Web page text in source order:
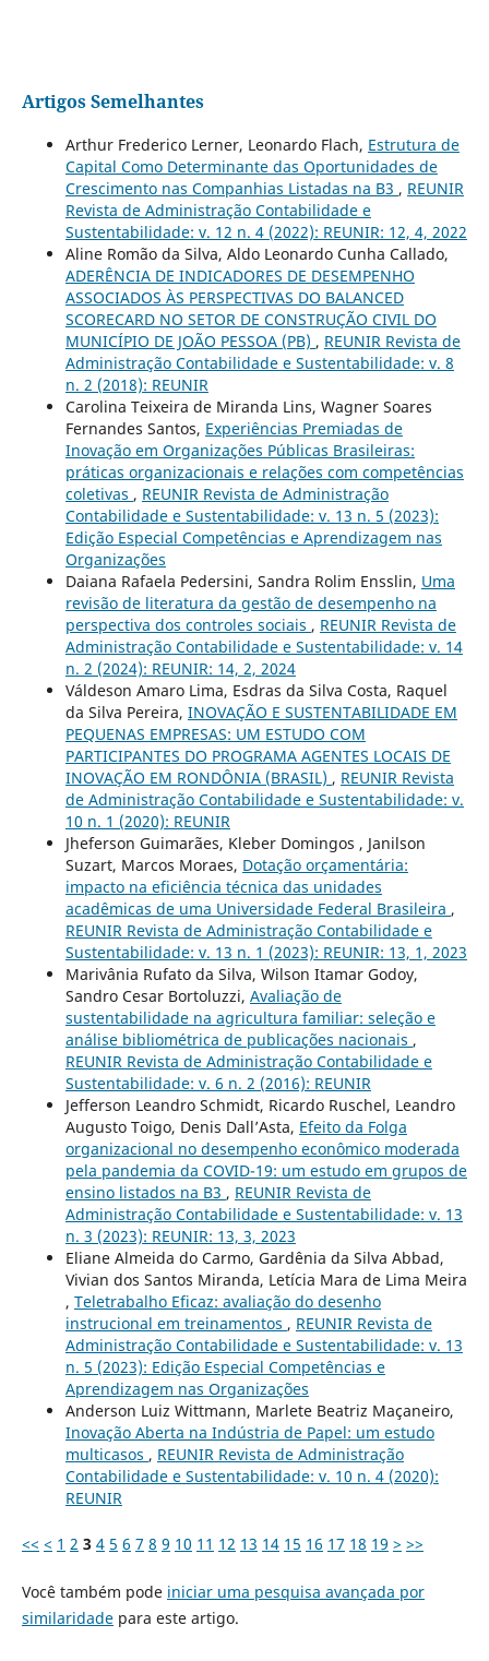
Artigos Semelhantes
Arthur Frederico Lerner, Leonardo Flach, Estrutura de
Capital Como Determinante das Oportunidades de
Crescimento nas Companhias Listadas na B3 , REUNIR
Revista de Administração Contabilidade e
Sustentabilidade: v. 12 n. 4 (2022): REUNIR: 12, 4, 2022
Aline Romão da Silva, Aldo Leonardo Cunha Callado,
ADERÊNCIA DE INDICADORES DE DESEMPENHO
ASSOCIADOS ÀS PERSPECTIVAS DO BALANCED
SCORECARD NO SETOR DE CONSTRUÇÃO CIVIL DO
MUNICÍPIO DE JOÃO PESSOA (PB) , REUNIR Revista de
Administração Contabilidade e Sustentabilidade: v. 8
n. 2 (2018): REUNIR
Carolina Teixeira de Miranda Lins, Wagner Soares
Fernandes Santos, Experiências Premiadas de
Inovação em Organizações Públicas Brasileiras:
práticas organizacionais e relações com competências
coletivas , REUNIR Revista de Administração
Contabilidade e Sustentabilidade: v. 13 n. 5 (2023):
Edição Especial Competências e Aprendizagem nas
Organizações
Daiana Rafaela Pedersini, Sandra Rolim Ensslin, Uma
revisão de literatura da gestão de desempenho na
perspectiva dos controles sociais , REUNIR Revista de
Administração Contabilidade e Sustentabilidade: v. 14
n. 2 (2024): REUNIR: 14, 2, 2024
Váldeson Amaro Lima, Esdras da Silva Costa, Raquel
da Silva Pereira, INOVAÇÃO E SUSTENTABILIDADE EM
PEQUENAS EMPRESAS: UM ESTUDO COM
PARTICIPANTES DO PROGRAMA AGENTES LOCAIS DE
INOVAÇÃO EM RONDÔNIA (BRASIL) , REUNIR Revista
de Administração Contabilidade e Sustentabilidade: v.
10 n. 1 (2020): REUNIR
Jheferson Guimarães, Kleber Domingos , Janilson
Suzart, Marcos Moraes, Dotação orçamentária:
impacto na eficiência técnica das unidades
acadêmicas de uma Universidade Federal Brasileira ,
REUNIR Revista de Administração Contabilidade e
Sustentabilidade: v. 13 n. 1 (2023): REUNIR: 13, 1, 2023
Marivânia Rufato da Silva, Wilson Itamar Godoy,
Sandro Cesar Bortoluzzi, Avaliação de
sustentabilidade na agricultura familiar: seleção e
análise bibliométrica de publicações nacionais ,
REUNIR Revista de Administração Contabilidade e
Sustentabilidade: v. 6 n. 2 (2016): REUNIR
Jefferson Leandro Schmidt, Ricardo Ruschel, Leandro
Augusto Toigo, Denis Dall’Asta, Efeito da Folga
organizacional no desempenho econômico moderada
pela pandemia da COVID-19: um estudo em grupos de
ensino listados na B3 , REUNIR Revista de
Administração Contabilidade e Sustentabilidade: v. 13
n. 3 (2023): REUNIR: 13, 3, 2023
Eliane Almeida do Carmo, Gardênia da Silva Abbad,
Vivian dos Santos Miranda, Letícia Mara de Lima Meira
, Teletrabalho Eficaz: avaliação do desenho
instrucional em treinamentos , REUNIR Revista de
Administração Contabilidade e Sustentabilidade: v. 13
n. 5 (2023): Edição Especial Competências e
Aprendizagem nas Organizações
Anderson Luiz Wittmann, Marlete Beatriz Maçaneiro,
Inovação Aberta na Indústria de Papel: um estudo
multicasos , REUNIR Revista de Administração
Contabilidade e Sustentabilidade: v. 10 n. 4 (2020):
REUNIR
<< < 1 2 3 4 5 6 7 8 9 10 11 12 13 14 15 16 17 18 19 > >>
Você também pode iniciar uma pesquisa avançada por
similaridadepara este artigo.